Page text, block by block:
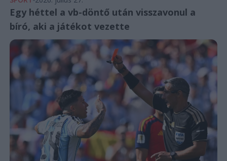
Egy héttel a vb-döntő után visszavonul a
bíró, aki a játékot vezette